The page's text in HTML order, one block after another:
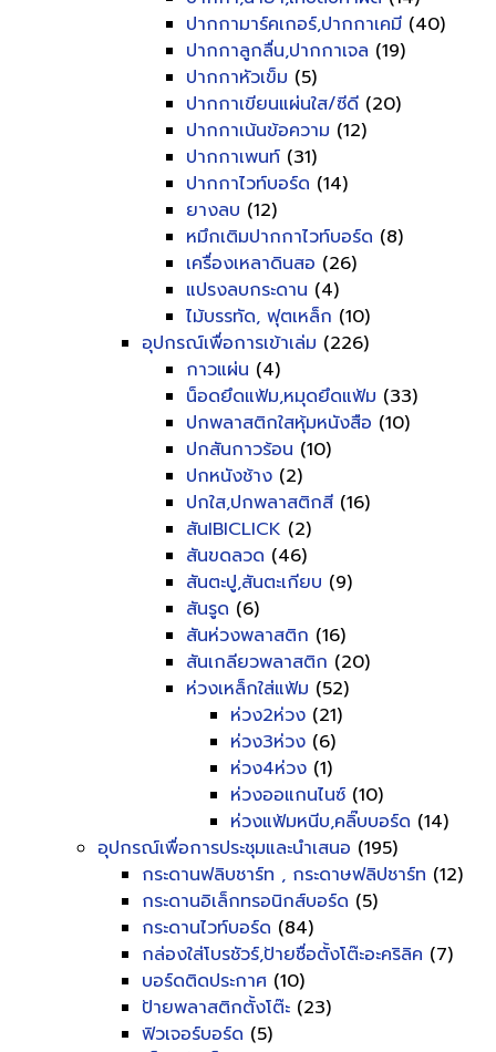
ปากกามาร์คเกอร์,ปากกาเคมี (40)
ปากกาลูกลื่น,ปากกาเจล (19)
ปากกาหัวเข็ม (5)
ปากกาเขียนแผ่นใส/ซีดี (20)
ปากกาเน้นข้อความ (12)
ปากกาเพนท์ (31)
ปากกาไวท์บอร์ด (14)
ยางลบ (12)
หมึกเติมปากกาไวท์บอร์ด (8)
เครื่องเหลาดินสอ (26)
แปรงลบกระดาน (4)
ไม้บรรทัด, ฟุตเหล็ก (10)
อุปกรณ์เพื่อการเข้าเล่ม (226)
กาวแผ่น (4)
น็อดยึดแฟ้ม,หมุดยึดแฟ้ม (33)
ปกพลาสติกใสหุ้มหนังสือ (10)
ปกสันกาวร้อน (10)
ปกหนังช้าง (2)
ปกใส,ปกพลาสติกสี (16)
สันIBICLICK (2)
สันขดลวด (46)
สันตะปู,สันตะเกียบ (9)
สันรูด (6)
สันห่วงพลาสติก (16)
สันเกลียวพลาสติก (20)
ห่วงเหล็กใส่แฟ้ม (52)
ห่วง2ห่วง (21)
ห่วง3ห่วง (6)
ห่วง4ห่วง (1)
ห่วงออแกนไนซ์ (10)
ห่วงแฟ้มหนีบ,คลิ๊บบอร์ด (14)
อุปกรณ์เพื่อการประชุมและนำเสนอ (195)
กระดานฟลิบชาร์ท , กระดาษฟลิปชาร์ท (12)
กระดานอิเล็กทรอนิกส์บอร์ด (5)
กระดานไวท์บอร์ด (84)
กล่องใส่โบรชัวร์,ป้ายชื่อตั้งโต๊ะอะคริลิค (7)
บอร์ดติดประกาศ (10)
ป้ายพลาสติกตั้งโต๊ะ (23)
ฟิวเจอร์บอร์ด (5)